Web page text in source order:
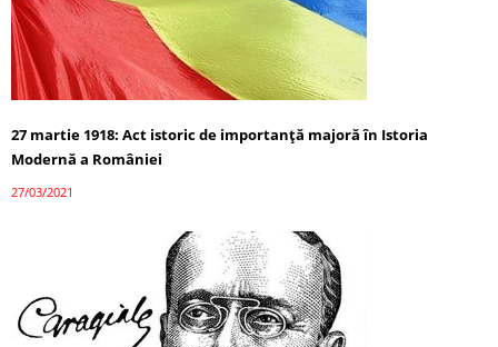
27 martie 1918: Act istoric de importanță majoră în Istoria
Modernă a României
27/03/2021